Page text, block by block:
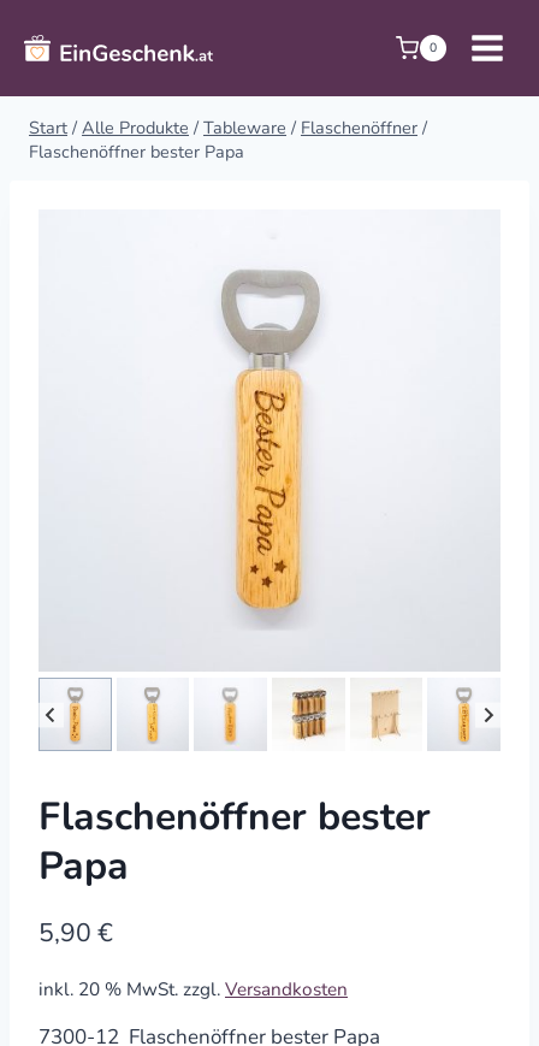
Inhalt
springen
0
Start / Alle Produkte / Tableware / Flaschenöffner /
Flaschenöffner bester Papa
Flaschenöffner bester
Papa
5,90 €
inkl. 20 % MwSt. zzgl. Versandkosten
7300-12 Flaschenöffner bester Papa